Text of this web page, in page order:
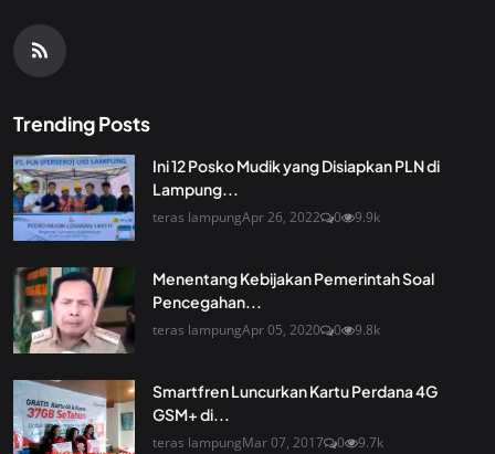
Trending Posts
Ini 12 Posko Mudik yang Disiapkan PLN di
Lampung...
teras lampungApr 26, 2022 0 9.9k
Menentang Kebijakan Pemerintah Soal
Pencegahan...
teras lampungApr 05, 2020 0 9.8k
Smartfren Luncurkan Kartu Perdana 4G
GSM+ di...
teras lampungMar 07, 2017 0 9.7k